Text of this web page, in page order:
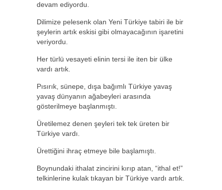
devam ediyordu.
Dilimize pelesenk olan Yeni Türkiye tabiri ile bir
şeylerin artık eskisi gibi olmayacağının işaretini
veriyordu.
Her türlü vesayeti elinin tersi ile iten bir ülke
vardı artık.
Pısırık, sünepe, dışa bağımlı Türkiye yavaş
yavaş dünyanın ağabeyleri arasında
gösterilmeye başlanmıştı.
Üretilemez denen şeyleri tek tek üreten bir
Türkiye vardı.
Ürettiğini ihraç etmeye bile başlamıştı.
Boynundaki ithalat zincirini kırıp atan, “ithal et!”
telkinlerine kulak tıkayan bir Türkiye vardı artık.